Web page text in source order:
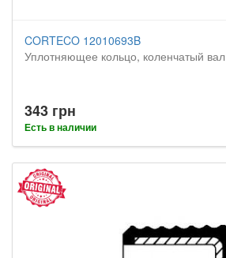
CORTECO 12010693B
Уплотняющее кольцо, коленчатый вал
343 грн
Есть в наличии